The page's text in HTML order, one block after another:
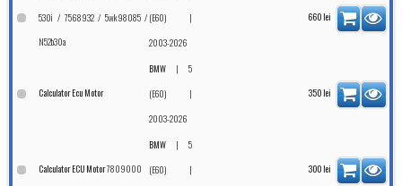
530i / 7568932 / 5wk98085 /
N52b30a
(E60) |
2003-2026
660 lei
Calculator Ecu Motor
BMW |5
(E60) |
2003-2026
350 lei
Calculator ECU Motor7809000
BMW |5
(E60) |
300 lei